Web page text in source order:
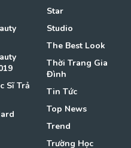
Sĩ Trả
Star
Studio
The Best Look
Thời Trang Gia
Đình
Tin Tức
Top News
Trend
Trường Học